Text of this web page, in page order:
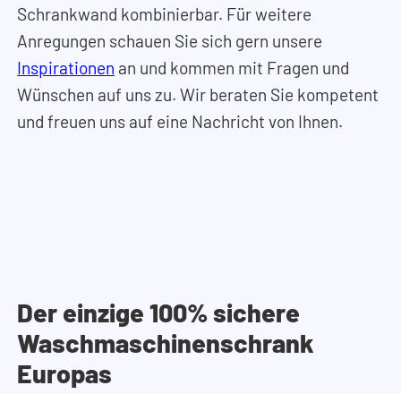
Schrankwand kombinierbar. Für weitere
Anregungen schauen Sie sich gern unsere
Inspirationen an und kommen mit Fragen und
Wünschen auf uns zu. Wir beraten Sie kompetent
und freuen uns auf eine Nachricht von Ihnen.
Der einzige 100% sichere
Waschmaschinenschrank
Europas